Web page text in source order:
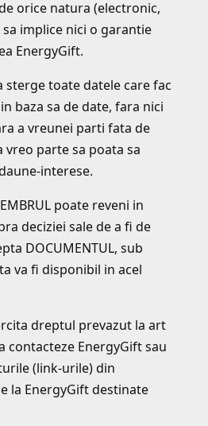
orice natura (electronic,
implice nici o garantie
EnergyGift.
sterge toate datele care fac
baza sa de date, fara nici
a vreunei parti fata de
vreo parte sa poata sa
interese.
poate reveni in
deciziei sale de a fi de
DOCUMENTUL, sub
va fi disponibil in acel
dreptul prevazut la art
contacteze EnergyGift sau
(link-urile) din
la EnergyGift destinate